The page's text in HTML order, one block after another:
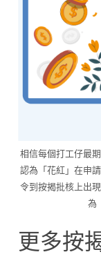
相信每個打工仔最
認為「花紅」在申
令到按揭批核上出
為
更多按